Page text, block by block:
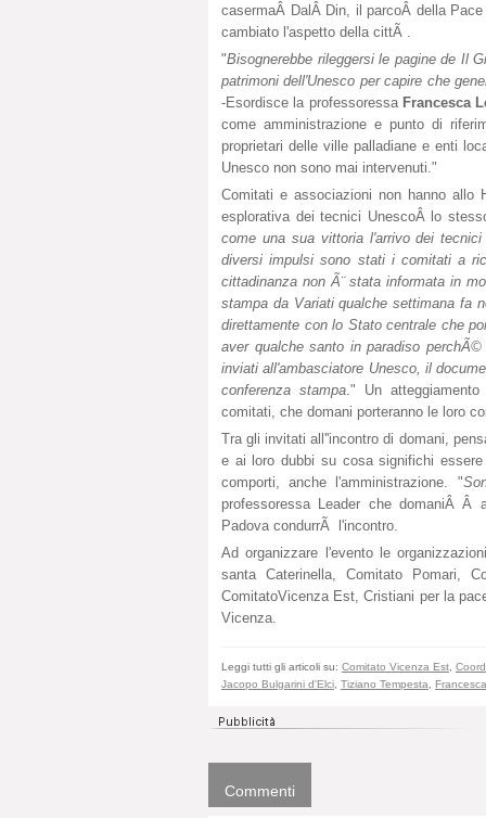
casermaÂ DalÂ Din, il parcoÂ della
cambiato l'aspetto della cittÃ .
"Bisognerebbe rileggersi le pagine de Il
patrimoni dell'Unesco per capire che
-Esordisce la professoressaFrancesca
come amministrazione e punto di
proprietari delle ville palladiane e enti
Unesco non sono mai intervenuti."
Comitati e associazioni non hanno allo
esplorativa dei tecnici UnescoÂ lo
come una sua vittoria l'arrivo dei
diversi impulsi sono stati i comitati a
cittadinanza non Ã¨ stata informata in
stampa da Variati qualche settimana fa
direttamente con lo Stato centrale che
aver qualche santo in paradiso
inviati all'ambasciatore Unesco, il
conferenza stampa ." Un
comitati, che domani porteranno le loro
Tra gli invitati all''incontro di domani,
e ai loro dubbi su cosa significhi
comporti, anche l'amministrazione. "
professoressa Leader che domaniÂ
Padova condurrÃ l'incontro.
Ad organizzare l'evento le
santa Caterinella, Comitato Pomari,
ComitatoVicenza Est, Cristiani per la
Vicenza.
Leggi tutti gli articoli su: Comitato Vicenza Est
Jacopo Bulgarini d'Elci Tiziano Tempesta
Commenti